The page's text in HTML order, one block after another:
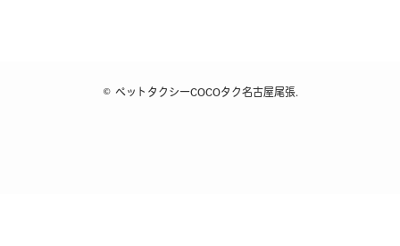
©ペットタクシーCOCOタク名古屋尾張.